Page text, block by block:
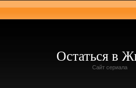
Остаться в
Сайт сериала